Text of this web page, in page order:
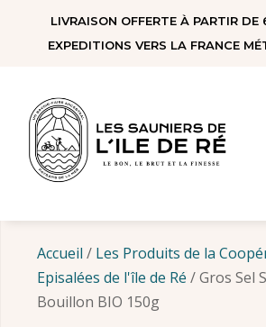
Panneau de gestion des cookies
LIVRAISON OFFERTE À PARTIR DE
EXPEDITIONS VERS LA FRANCE
Accueil / Les Produits de la
Episalées de l'île de Ré / Gros Sel
Bouillon BIO 150g